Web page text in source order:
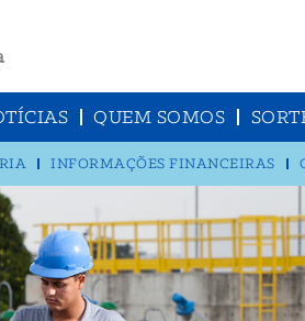
QUEM SOMOS
INFORMAÇÕES FINANCEIRAS